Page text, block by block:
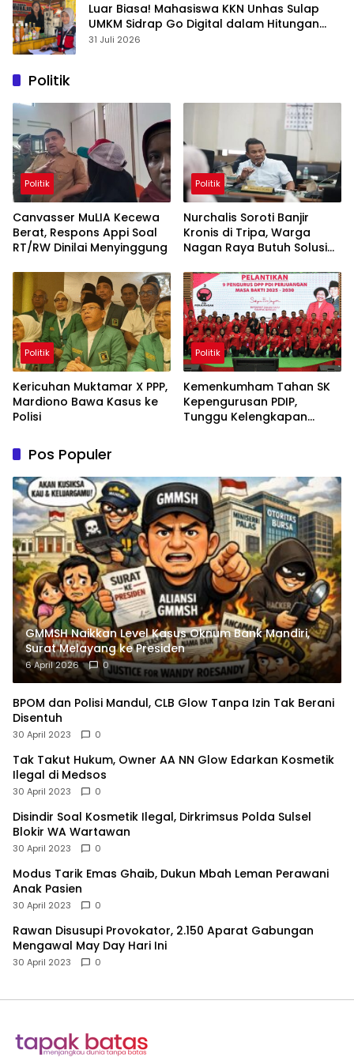
Luar Biasa! Mahasiswa KKN Unhas Sulap
UMKM Sidrap Go Digital dalam Hitungan
Hari
31 Juli 2026
Politik
Politik
Canvasser MuLIA Kecewa
Berat, Respons Appi Soal
RT/RW Dinilai Menyinggung
Politik
Nurchalis Soroti Banjir
Kronis di Tripa, Warga
Nagan Raya Butuh Solusi
Politik
Kericuhan Muktamar X PPP,
Mardiono Bawa Kasus ke
Polisi
Politik
Kemenkumham Tahan SK
Kepengurusan PDIP,
Tunggu Kelengkapan
Pos Populer
GMMSH Naikkan Level Kasus Oknum Bank Mandiri,
Surat Melayang ke Presiden
6 April 2026 0
BPOM dan Polisi Mandul, CLB Glow Tanpa Izin Tak Berani
Disentuh
30 April 2023 0
Tak Takut Hukum, Owner AA NN Glow Edarkan Kosmetik
Ilegal di Medsos
30 April 2023 0
Disindir Soal Kosmetik Ilegal, Dirkrimsus Polda Sulsel
Blokir WA Wartawan
30 April 2023 0
Modus Tarik Emas Ghaib, Dukun Mbah Leman Perawani
Anak Pasien
30 April 2023 0
Rawan Disusupi Provokator, 2.150 Aparat Gabungan
Mengawal May Day Hari Ini
30 April 2023 0